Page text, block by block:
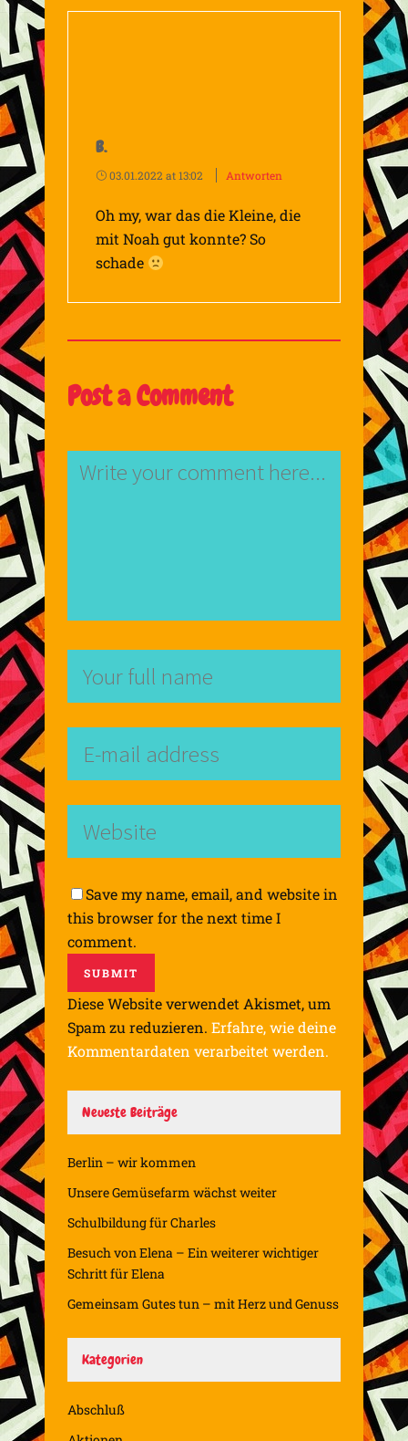
B.
03.01.2022 at 13:02 Antworten
Oh my, war das die Kleine, die
mit Noah gut konnte? So
schade
Post a Comment
Save my name, email, and website in
this browser for the next time I
comment.
Diese Website verwendet Akismet, um
Spam zu reduzieren. Erfahre, wie deine
Kommentardaten verarbeitet werden.
Neueste Beiträge
Berlin – wir kommen
Unsere Gemüsefarm wächst weiter
Schulbildung für Charles
Besuch von Elena – Ein weiterer wichtiger
Schritt für Elena
Gemeinsam Gutes tun – mit Herz und Genuss
Kategorien
Abschluß